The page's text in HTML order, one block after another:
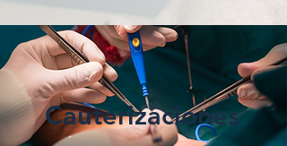
Cauterizaciones